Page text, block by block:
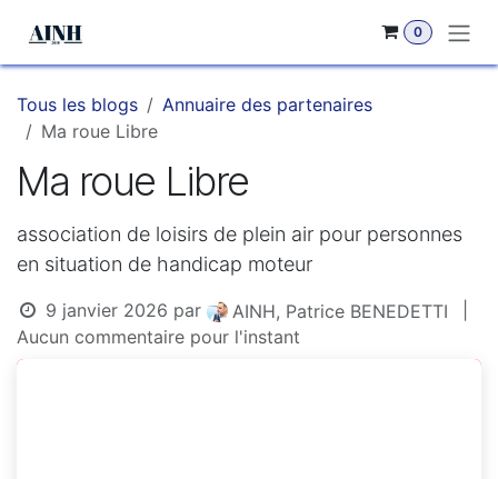
0
Tous les blogs
Annuaire des partenaires
Ma roue Libre
Ma roue Libre
association de loisirs de plein air pour personnes
en situation de handicap moteur
9 janvier 2026 par AINH, Patrice BENEDETTI
Aucun commentaire pour l'instant